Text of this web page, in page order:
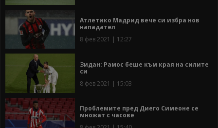
Атлетико Мадрид вече си избра нов
нападател
8 фев 2021 | 12:27
Зидан: Рамос беше към края на силите
си
8 фев 2021 | 15:03
Проблемите пред Диего Симеоне се
множат с часове